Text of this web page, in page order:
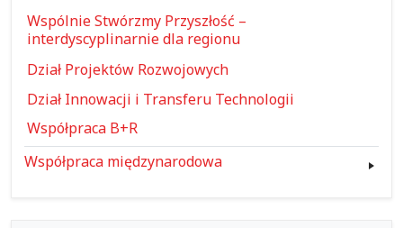
Wspólnie Stwórzmy Przyszłość –
interdyscyplinarnie dla regionu
Dział Projektów Rozwojowych
Dział Innowacji i Transferu Technologii
Współpraca B+R
Współpraca międzynarodowa